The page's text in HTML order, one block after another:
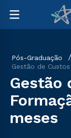
Pós-Graduação
Gestão de
Gestão
meses